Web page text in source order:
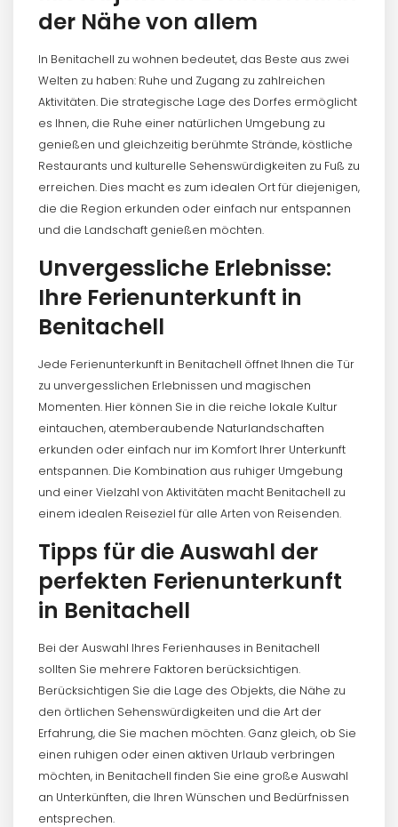
der Nähe von allem
In Benitachell zu wohnen bedeutet, das Beste aus zwei
Welten zu haben: Ruhe und Zugang zu zahlreichen
Aktivitäten. Die strategische Lage des Dorfes ermöglicht
es Ihnen, die Ruhe einer natürlichen Umgebung zu
genießen und gleichzeitig berühmte Strände, köstliche
Restaurants und kulturelle Sehenswürdigkeiten zu Fuß zu
erreichen. Dies macht es zum idealen Ort für diejenigen,
die die Region erkunden oder einfach nur entspannen
und die Landschaft genießen möchten.
Unvergessliche Erlebnisse:
Ihre Ferienunterkunft in
Benitachell
Jede Ferienunterkunft in Benitachell öffnet Ihnen die Tür
zu unvergesslichen Erlebnissen und magischen
Momenten. Hier können Sie in die reiche lokale Kultur
eintauchen, atemberaubende Naturlandschaften
erkunden oder einfach nur im Komfort Ihrer Unterkunft
entspannen. Die Kombination aus ruhiger Umgebung
und einer Vielzahl von Aktivitäten macht Benitachell zu
einem idealen Reiseziel für alle Arten von Reisenden.
Tipps für die Auswahl der
perfekten Ferienunterkunft
in Benitachell
Bei der Auswahl Ihres Ferienhauses in Benitachell
sollten Sie mehrere Faktoren berücksichtigen.
Berücksichtigen Sie die Lage des Objekts, die Nähe zu
den örtlichen Sehenswürdigkeiten und die Art der
Erfahrung, die Sie machen möchten. Ganz gleich, ob Sie
einen ruhigen oder einen aktiven Urlaub verbringen
möchten, in Benitachell finden Sie eine große Auswahl
an Unterkünften, die Ihren Wünschen und Bedürfnissen
entsprechen.